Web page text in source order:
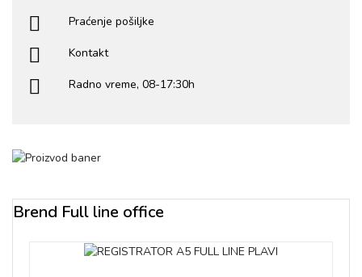
Praćenje pošiljke
Kontakt
Radno vreme, 08-17:30h
Brend Full line office